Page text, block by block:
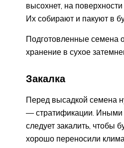
высохнет, на
Их собирают и пакуют в
Подготовленные семена
хранение в сухое
Закалка
Перед высадкой семена
— стратификации. Иными
следует закалить, чтобы
хорошо переносили